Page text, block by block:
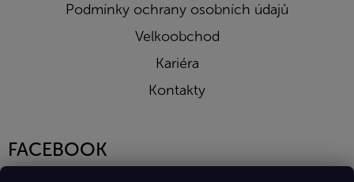
Podmínky ochrany osobních údajů
Velkoobchod
Kariéra
Kontakty
FACEBOOK